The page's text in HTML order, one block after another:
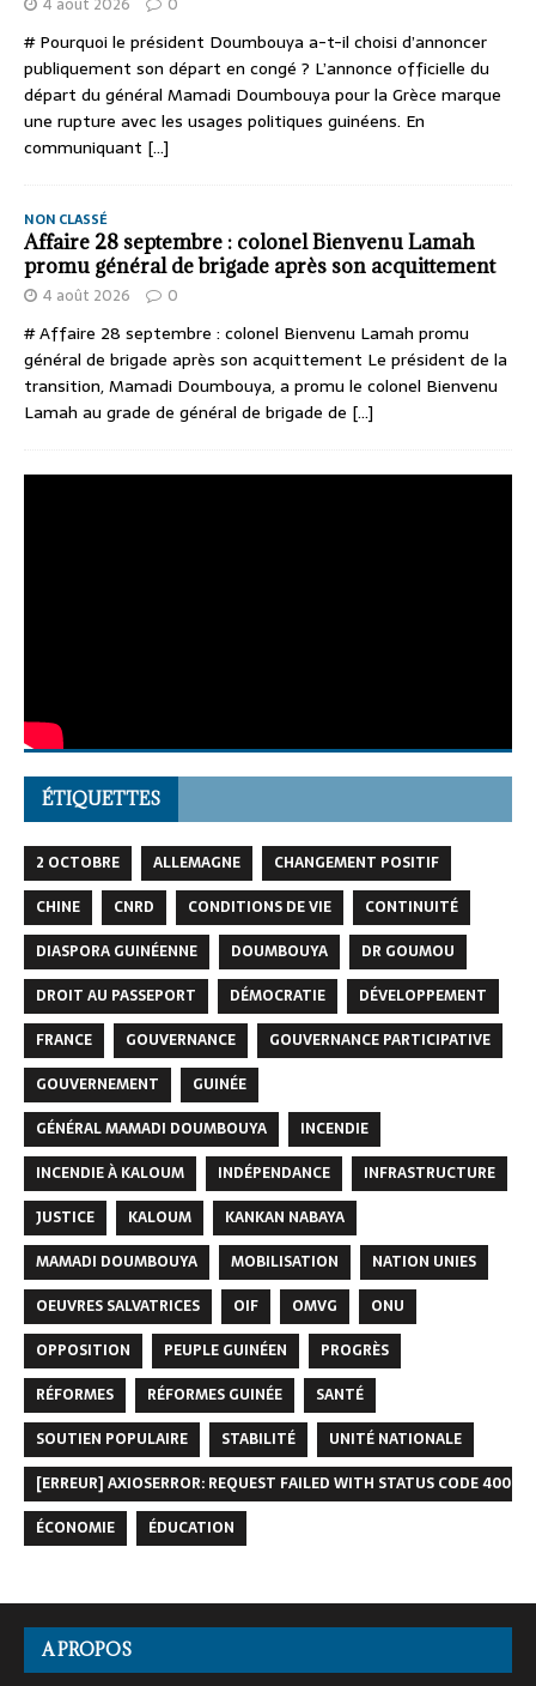
# Pourquoi le président Doumbouya a-t-il choisi d’annoncer
publiquement son départ en congé ? L’annonce officielle du
départ du général Mamadi Doumbouya pour la Grèce marque
une rupture avec les usages politiques guinéens. En
communiquant [...]
NON CLASSÉ
Affaire 28 septembre : colonel Bienvenu Lamah
promu général de brigade après son acquittement
4 août 2026 0
# Affaire 28 septembre : colonel Bienvenu Lamah promu
général de brigade après son acquittement Le président de la
transition, Mamadi Doumbouya, a promu le colonel Bienvenu
Lamah au grade de général de brigade de [...]
ÉTIQUETTES
2 OCTOBRE ALLEMAGNE
CHANGEMENT POSITIF
CHINE
CNRD CONDITIONS DE VIE
CONTINUITÉ
DIASPORA GUINÉENNE
DOUMBOUYA
DR GOUMOU
DROIT AU PASSEPORT
DÉMOCRATIE
DÉVELOPPEMENT
FRANCE
GOUVERNANCE
GOUVERNANCE PARTICIPATIVE
GOUVERNEMENT
GUINÉE
GÉNÉRAL MAMADI DOUMBOUYA
INCENDIE
INCENDIE À KALOUM
INDÉPENDANCE
INFRASTRUCTURE
JUSTICE
KALOUM
KANKAN NABAYA
MAMADI DOUMBOUYA
MOBILISATION
NATION UNIES
OEUVRES SALVATRICES
OIF OMVG
ONU
OPPOSITION
PEUPLE GUINÉEN
PROGRÈS
RÉFORMES
RÉFORMES GUINÉE
SANTÉ
SOUTIEN POPULAIRE
STABILITÉ
UNITÉ NATIONALE
[ERREUR] AXIOSERROR: REQUEST FAILED WITH STATUS CODE 400
ÉCONOMIE
ÉDUCATION
A PROPOS